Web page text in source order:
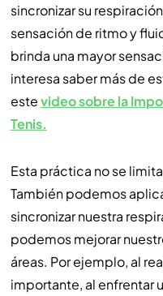
sincronizar su
sensación de ritmo y
brinda una mayor
interesa saber más de
estevideo sobre la
Tenis.
Esta práctica no se
También podemos
sincronizar nuestra
podemos mejorar
áreas. Por ejemplo, al
importante, al enfrentar